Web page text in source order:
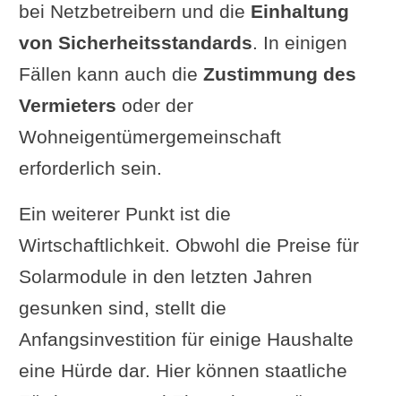
bei Netzbetreibern und die Einhaltung
von Sicherheitsstandards. In einigen
Fällen kann auch die Zustimmung des
Vermieters oder der
Wohneigentümergemeinschaft
erforderlich sein.
Ein weiterer Punkt ist die
Wirtschaftlichkeit. Obwohl die Preise für
Solarmodule in den letzten Jahren
gesunken sind, stellt die
Anfangsinvestition für einige Haushalte
eine Hürde dar. Hier können staatliche